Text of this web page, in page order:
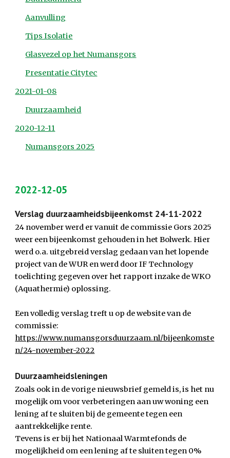
Aanvulling
Tips Isolatie
Glasvezel op het Numansgors
Presentatie Citytec
2021-01-08
Duurzaamheid
2020-12-11
Numansgors 2025
2022-12-05
Verslag duurzaamheidsbijeenkomst 24-11-2022
24 november werd er vanuit de commissie Gors 2025
weer een bijeenkomst gehouden in het Bolwerk. Hier
werd o.a. uitgebreid verslag gedaan van het lopende
project van de WUR en werd door IF Technology
toelichting gegeven over het rapport inzake de WKO
(Aquathermie) oplossing.
Een volledig verslag treft u op de website van de
commissie:
https://www.numansgorsduurzaam.nl/bijeenkomste
n/24-november-2022
Duurzaamheidsleningen
Zoals ook in de vorige nieuwsbrief gemeld is, is het nu
mogelijk om voor verbeteringen aan uw woning een
lening af te sluiten bij de gemeente tegen een
aantrekkelijke rente.
Tevens is er bij het Nationaal Warmtefonds de
mogelijkheid om een lening af te sluiten tegen 0%